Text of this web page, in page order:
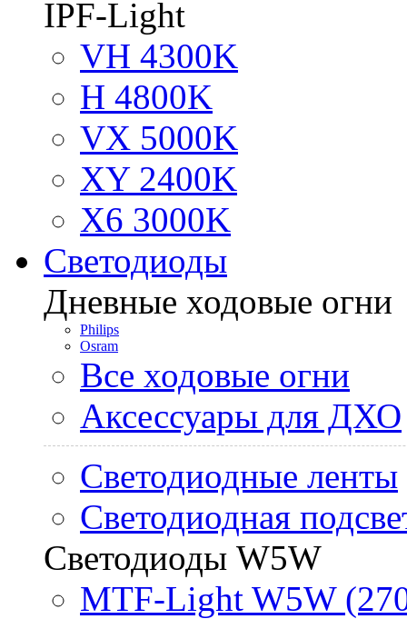
IPF-Light
VH 4300K
H 4800K
VX 5000K
XY 2400K
X6 3000K
Светодиоды
Дневные ходовые огни
Philips
Osram
Все ходовые огни
Аксессуары для ДХО
Светодиодные ленты
Светодиодная
Светодиоды W5W
MTF-Light W5W